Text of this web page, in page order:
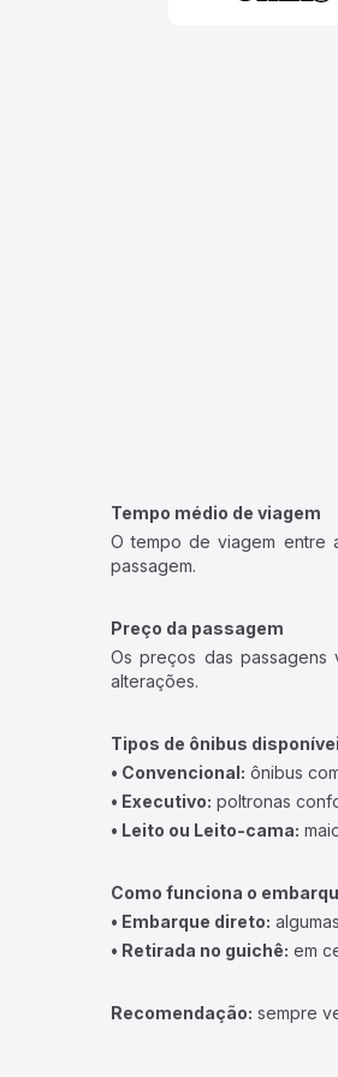
Tempo médio de viagem
O tempo de viagem entre
passagem.
Preço da passagem
Os preços das
alterações.
Tipos de ônibus
• Convencional: ônibus
• Executivo: poltronas
• Leito ou Leito-cama:
Como funciona o
• Embarque direto:
• Retirada no guichê: em
Recomendação: sempre